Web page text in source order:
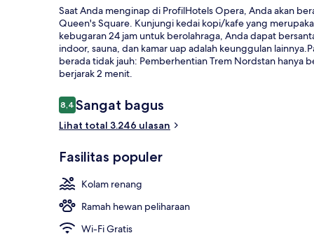
Saat Anda menginap di ProfilHotels Opera, Anda akan
Queen's Square. Kunjungi kedai kopi/kafe yang
kebugaran 24 jam untuk berolahraga, Anda dapat
indoor, sauna, dan kamar uap adalah keunggulan
berada tidak jauh: Pemberhentian Trem Nordstan hanya
berjarak 2 menit.
Ulasan
8,48,4 dari 10
Sangat bagus
Lihat total 3.246 ulasan
Fasilitas populer
Kolam renang
Ramah hewan peliharaan
Wi-Fi Gratis